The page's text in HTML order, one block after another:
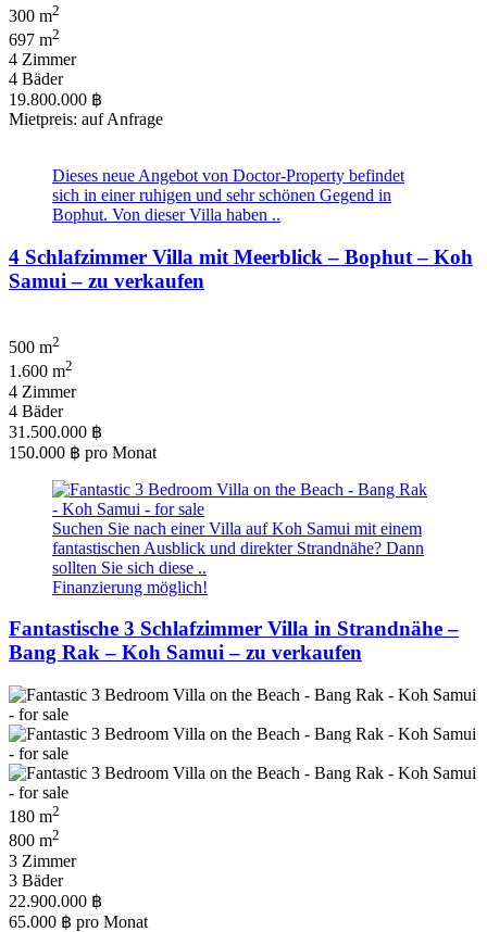
300 m2
697 m2
4 Zimmer
4 Bäder
19.800.000 ฿
Mietpreis: auf Anfrage
Dieses neue Angebot von Doctor-Property befindet
sich in einer ruhigen und sehr schönen Gegend in
Bophut. Von dieser Villa haben ..
4 Schlafzimmer Villa mit Meerblick – Bophut – Koh
Samui – zu verkaufen
500 m2
1.600 m2
4 Zimmer
4 Bäder
31.500.000 ฿
150.000 ฿ pro Monat
Suchen Sie nach einer Villa auf Koh Samui mit einem
fantastischen Ausblick und direkter Strandnähe? Dann
sollten Sie sich diese ..
Finanzierung möglich!
Fantastische 3 Schlafzimmer Villa in Strandnähe –
Bang Rak – Koh Samui – zu verkaufen
180 m2
800 m2
3 Zimmer
3 Bäder
22.900.000 ฿
65.000 ฿ pro Monat